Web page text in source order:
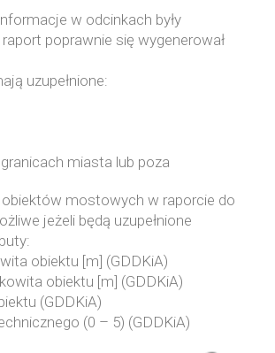
w odcinkach były
poprawnie się wygenerował
uzupełnione:
granicach miasta lub poza
obiektów mostowych w raporcie do
jeżeli będą uzupełnione
obiektu [m] (GDDKiA)
obiektu [m] (GDDKiA)
(GDDKiA)
(0 – 5) (GDDKiA)